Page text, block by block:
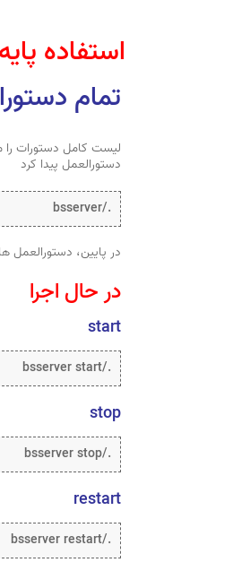
استفاده پایه
تمام
لیست کامل دستورات را
دستورالعمل پیدا کرد
./bsserver
در پایین، دستورالعمل
در حال اجرا
start
./bsserver start
stop
./bsserver stop
restart
./bsserver restart